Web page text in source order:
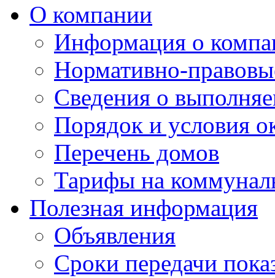
О компании
Информация о
Нормативно-
Сведения о
Порядок и условия
Перечень домов
Тарифы на
Полезная информация
Объявления
Сроки передачи